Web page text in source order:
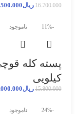
16.700.000 ریال
-11% ناموجود
کیلویی
15.800.000 ریال
-24% ناموجود